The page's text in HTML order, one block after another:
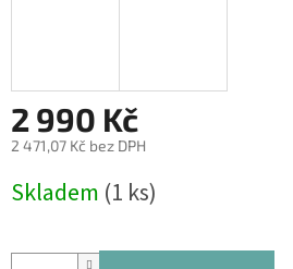
2 990 Kč
2 471,07 Kč bez DPH
cena:
Skladem (1 ks)